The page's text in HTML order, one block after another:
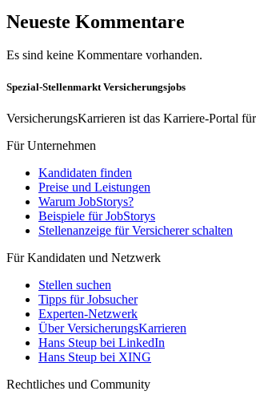
Neueste Kommentare
Es sind keine Kommentare vorhanden.
Spezial-Stellenmarkt Versicherungsjobs
VersicherungsKarrieren ist das Karriere-Portal
Für Unternehmen
Kandidaten finden
Preise und Leistungen
Warum JobStorys?
Beispiele für JobStorys
Stellenanzeige für Versicherer schalten
Für Kandidaten und Netzwerk
Stellen suchen
Tipps für Jobsucher
Experten-Netzwerk
Über VersicherungsKarrieren
Hans Steup bei LinkedIn
Hans Steup bei XING
Rechtliches und Community